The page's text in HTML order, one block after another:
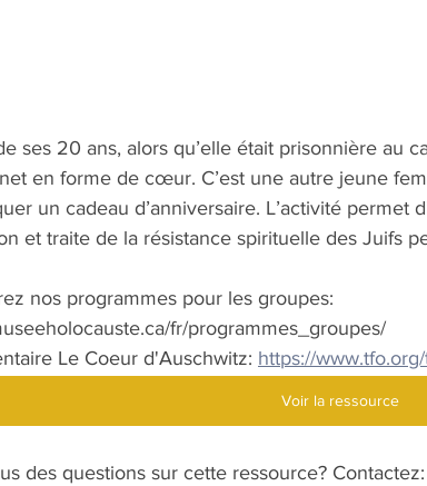
ses 20 ans, alors qu’elle était prisonnière au
en forme de cœur. C’est une autre jeune
un cadeau d’anniversaire. L’activité permet
et traite de la résistance spirituelle des Juifs
nos programmes pour les groupes:
fr/programmes_groupes/
Le Coeur d'Auschwitz: https://
Voir la ressource
des questions sur cette ressource? Contactez: